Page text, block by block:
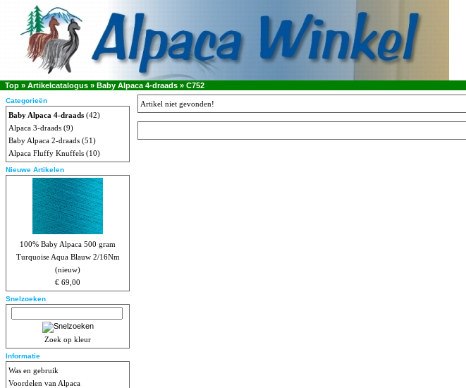
Top » Artikelcatalogus » Baby Alpaca 4-draads » C752
Categorieën
Baby Alpaca 4-draads (42)
Alpaca 3-draads (9)
Baby Alpaca 2-draads (51)
Alpaca Fluffy Knuffels (10)
Nieuwe Artikelen
100% Baby Alpaca 500 gram
Turquoise Aqua Blauw 2/16Nm
(nieuw)
€ 69,00
Snelzoeken
Zoek op kleur
Informatie
Was en gebruik
Voordelen van Alpaca
Artikel niet gevonden!